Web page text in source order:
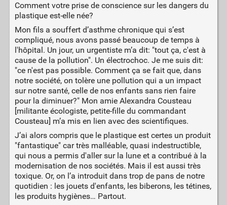
Comment votre prise de conscience sur les dangers du
plastique est-elle née?
Mon fils a souffert d’asthme chronique qui s’est
compliqué, nous avons passé beaucoup de temps à
l'hôpital. Un jour, un urgentiste m’a dit: "tout ça, c'est à
cause de la pollution". Un électrochoc. Je me suis dit:
"ce n'est pas possible. Comment ça se fait que, dans
notre société, on tolère une pollution qui a un impact
sur notre santé, celle de nos enfants sans rien faire
pour la diminuer?" Mon amie Alexandra Cousteau
[militante écologiste, petite-fille du commandant
Cousteau] m’a mis en lien avec des scientifiques.
J’ai alors compris que le plastique est certes un produit
"fantastique" car très malléable, quasi indestructible,
qui nous a permis d'aller sur la lune et a contribué à la
modernisation de nos sociétés. Mais il est aussi très
toxique. Or, on l’a introduit dans trop de pans de notre
quotidien : les jouets d'enfants, les biberons, les tétines,
les produits hygiènes… Partout.